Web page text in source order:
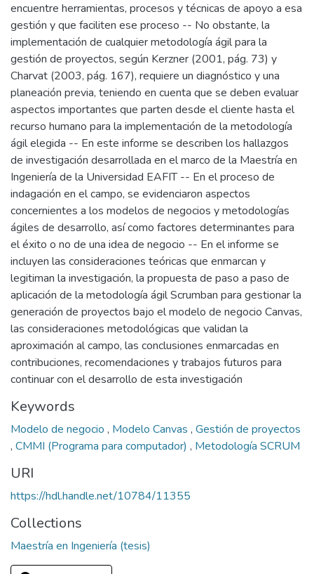
encuentre herramientas, procesos y técnicas de apoyo a esa
gestión y que faciliten ese proceso -- No obstante, la
implementación de cualquier metodología ágil para la
gestión de proyectos, según Kerzner (2001, pág. 73) y
Charvat (2003, pág. 167), requiere un diagnóstico y una
planeación previa, teniendo en cuenta que se deben evaluar
aspectos importantes que parten desde el cliente hasta el
recurso humano para la implementación de la metodología
ágil elegida -- En este informe se describen los hallazgos
de investigación desarrollada en el marco de la Maestría en
Ingeniería de la Universidad EAFIT -- En el proceso de
indagación en el campo, se evidenciaron aspectos
concernientes a los modelos de negocios y metodologías
ágiles de desarrollo, así como factores determinantes para
el éxito o no de una idea de negocio -- En el informe se
incluyen las consideraciones teóricas que enmarcan y
legitiman la investigación, la propuesta de paso a paso de
aplicación de la metodología ágil Scrumban para gestionar la
generación de proyectos bajo el modelo de negocio Canvas,
las consideraciones metodológicas que validan la
aproximación al campo, las conclusiones enmarcadas en
contribuciones, recomendaciones y trabajos futuros para
continuar con el desarrollo de esta investigación
Keywords
Modelo de negocio , Modelo Canvas , Gestión de proyectos
, CMMI (Programa para computador) , Metodología SCRUM
URI
https://hdl.handle.net/10784/11355
Collections
Maestría en Ingeniería (tesis)